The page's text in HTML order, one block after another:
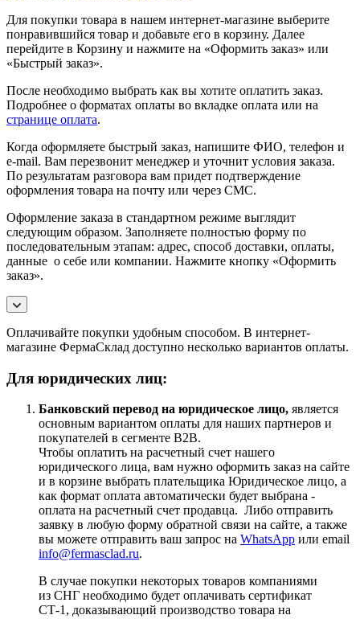
Для покупки товара в нашем интернет-магазине выберите
понравившийся товар и добавьте его в корзину. Далее
перейдите в Корзину и нажмите на «Оформить заказ» или
«Быстрый заказ».
После необходимо выбрать как вы хотите оплатить заказ.
Подробнее о форматах оплаты во вкладке оплата или на
странице оплата.
Когда оформляете быстрый заказ, напишите ФИО, телефон и
e-mail. Вам перезвонит менеджер и уточнит условия заказа.
По результатам разговора вам придет подтверждение
оформления товара на почту или через СМС.
Оформление заказа в стандартном режиме выглядит
следующим образом. Заполняете полностью форму по
последовательным этапам: адрес, способ доставки, оплаты,
данные о себе или компании. Нажмите кнопку «Оформить
заказ».
Оплачивайте покупки удобным способом. В интернет-
магазине ФермаСклад доступно несколько вариантов оплаты.
Для юридических лиц:
Банковский перевод на юридическое лицо, является
основным вариантом оплаты для наших партнеров и
покупателей в сегменте B2B.
Чтобы оплатить на расчетный счет нашего
юридического лица, вам нужно оформить заказ на сайте
и в корзине выбрать плательщика Юридическое лицо, а
как формат оплата автоматически будет выбрана -
оплата на расчетный счет продавца. Либо отправить
заявку в любую форму обратной связи на сайте, а также
вы можете отправить ваш запрос на WhatsApp или email
info@fermasclad.ru.
В случае покупки некоторых товаров компаниями
из СНГ необходимо будет оплачивать сертификат
СТ-1, доказывающий производство товара на